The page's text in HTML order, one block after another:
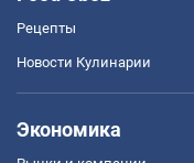
Рецепты
Новости Кулинарии
Экономика